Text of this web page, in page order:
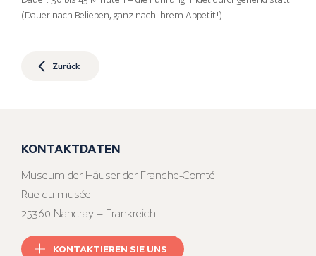
(Dauer nach Belieben, ganz nach Ihrem Appetit!)
Zurück
KONTAKTDATEN
Museum der Häuser der Franche-Comté
Rue du musée
25360 Nancray – Frankreich
KONTAKTIEREN SIE UNS